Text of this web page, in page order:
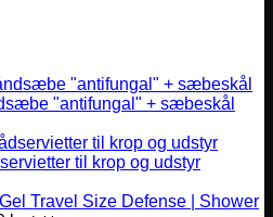
"antifungal" + sæbeskål
til krop og udstyr
Defense | Shower